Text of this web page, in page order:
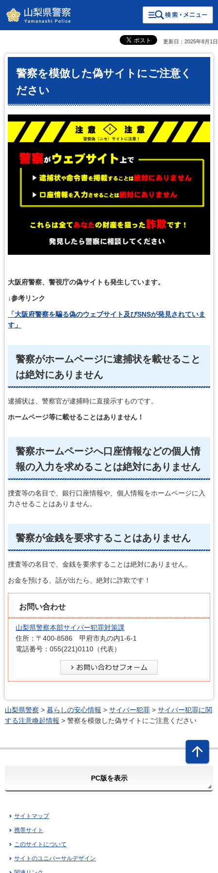
山梨県警察 検索・共通メニュー
更新日：2025年8月1日
警察を模倣した偽サイトにご注意く
ださい
大阪府警察、警視庁の偽サイトも発生しています。
↓参考リンク
「大阪府警察を騙る偽のウェブサイト及びSNSが発見されていま
す」
警察がホームページに逮捕状を載せること
は絶対にありません
逮捕状は、警察官が逮捕時に直接示すものです。
ホームページ等に載せることはありません！
警察ホームページへ口座情報などの個人情
報の入力を求めることは絶対にありません
捜査等の名目で、銀行口座情報や、個人情報をホームページに入
力させることはありません。
警察が金銭を要求することはありません
捜査等の名目で、金銭を要求することは絶対にありません。
お金を預ける、話が出たら、絶対に詐欺です！
お問い合わせ
山梨県警察本部サイバー犯罪対策課
住所：〒400-8586 甲府市丸の内1-6-1
電話番号：055(221)0110（代表）
山梨県警察 > 暮らしの安心情報 > サイバー犯罪 > サイバー犯罪に関
する注意喚起情報 > 警察を模倣した偽サイトにご注意ください
PC版を表示
サイトマップ
携帯サイト
このサイトについて
サイトのユニバーサルデザイン